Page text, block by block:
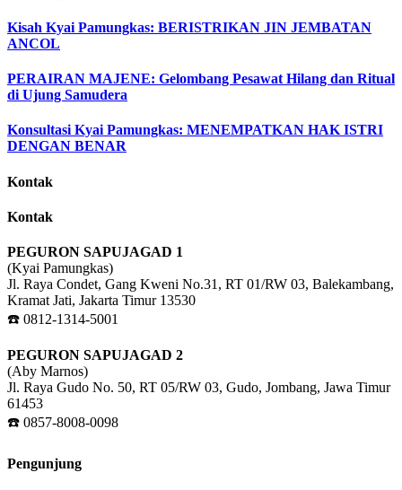
Kisah Kyai Pamungkas: BERISTRIKAN JIN JEMBATAN
ANCOL
PERAIRAN MAJENE: Gelombang Pesawat Hilang dan Ritual
di Ujung Samudera
Konsultasi Kyai Pamungkas: MENEMPATKAN HAK ISTRI
DENGAN BENAR
Kontak
Kontak
PEGURON SAPUJAGAD 1
(Kyai Pamungkas)
Jl. Raya Condet, Gang Kweni No.31, RT 01/RW 03, Balekambang,
Kramat Jati, Jakarta Timur 13530
☎️ 0812-1314-5001
PEGURON SAPUJAGAD 2
(Aby Marnos)
Jl. Raya Gudo No. 50, RT 05/RW 03, Gudo, Jombang, Jawa Timur
61453
☎️ 0857-8008-0098
Pengunjung